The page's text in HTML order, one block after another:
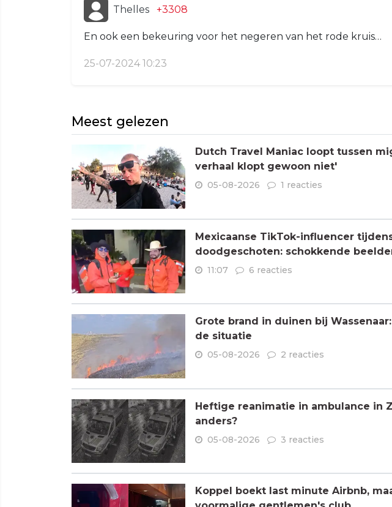
Thelles +3308
En ook een bekeuring voor het negeren van het rode kruis…
25-07-2024 10:23
Meest gelezen
Dutch Travel Maniac loopt tussen
verhaal klopt gewoon niet'
05-08-2026 1 reacties
Mexicaanse TikTok-influencer
doodgeschoten: schokkende
11:07 6 reacties
Grote brand in duinen bij
de situatie
05-08-2026 2 reacties
Heftige reanimatie in ambulance in
anders?
05-08-2026 3 reacties
Koppel boekt last minute Airbnb,